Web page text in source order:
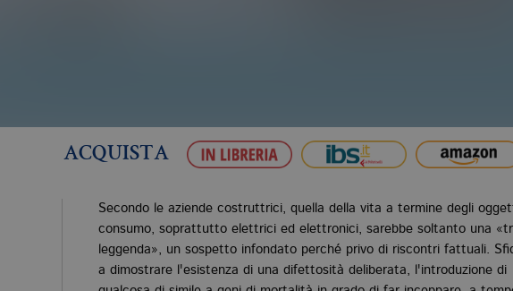
ACQUISTA
Secondo le aziende costruttrici, quella della vita a termine degli
consumo, soprattutto elettrici ed elettronici, sarebbe soltanto una
leggenda», un sospetto infondato perché privo di riscontri fattuali.
a dimostrare l'esistenza di una difettosità deliberata, l'introduzione di